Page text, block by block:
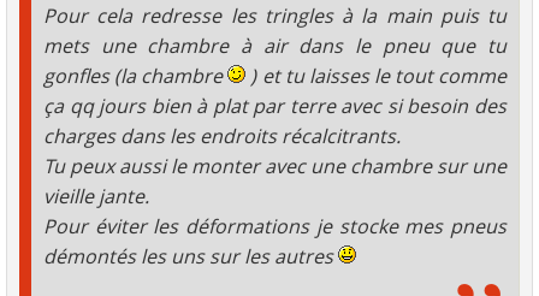
Pour cela redresse les tringles à la main puis tu
mets une chambre à air dans le pneu que tu
gonfles (la chambre
) et tu laisses le tout comme
ça qq jours bien à plat par terre avec si besoin des
charges dans les endroits récalcitrants.
Tu peux aussi le monter avec une chambre sur une
vieille jante.
Pour éviter les déformations je stocke mes pneus
démontés les uns sur les autres